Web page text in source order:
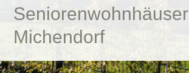
Seniorenwohnhäuser
Michendorf